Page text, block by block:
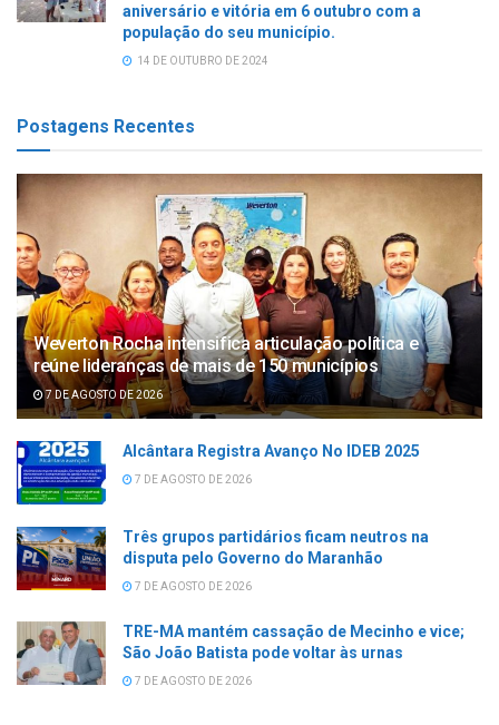
aniversário e vitória em 6 outubro com a
população do seu município.
14 DE OUTUBRO DE 2024
Postagens Recentes
Weverton Rocha intensifica articulação política e
reúne lideranças de mais de 150 municípios
7 DE AGOSTO DE 2026
Alcântara Registra Avanço No IDEB 2025
7 DE AGOSTO DE 2026
Três grupos partidários ficam neutros na
disputa pelo Governo do Maranhão
7 DE AGOSTO DE 2026
TRE-MA mantém cassação de Mecinho e vice;
São João Batista pode voltar às urnas
7 DE AGOSTO DE 2026